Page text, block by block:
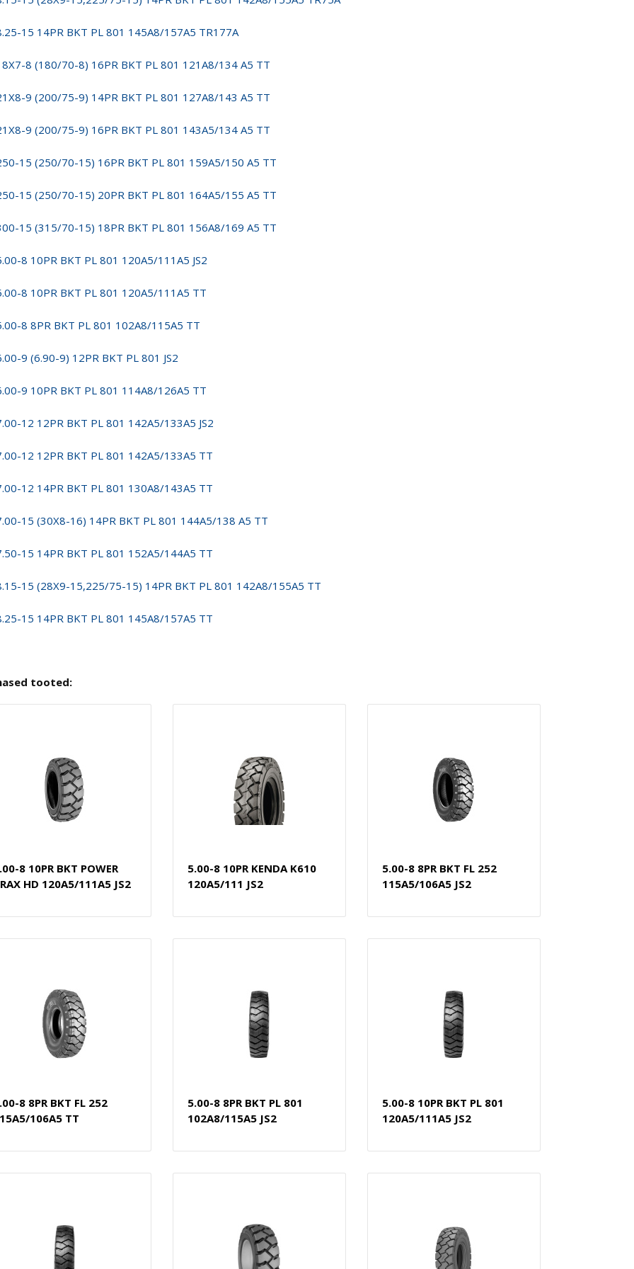
15 14PR BKT PL 801 145A8/157A5 TR177A
8 (180/70-8) 16PR BKT PL 801 121A8/134 A5 TT
9 (200/75-9) 14PR BKT PL 801 127A8/143 A5 TT
9 (200/75-9) 16PR BKT PL 801 143A5/134 A5 TT
15 (250/70-15) 16PR BKT PL 801 159A5/150 A5 TT
15 (250/70-15) 20PR BKT PL 801 164A5/155 A5 TT
15 (315/70-15) 18PR BKT PL 801 156A8/169 A5 TT
8 10PR BKT PL 801 120A5/111A5 JS2
8 10PR BKT PL 801 120A5/111A5 TT
8 8PR BKT PL 801 102A8/115A5 TT
9 (6.90-9) 12PR BKT PL 801 JS2
9 10PR BKT PL 801 114A8/126A5 TT
12 12PR BKT PL 801 142A5/133A5 JS2
12 12PR BKT PL 801 142A5/133A5 TT
12 14PR BKT PL 801 130A8/143A5 TT
15 (30X8-16) 14PR BKT PL 801 144A5/138 A5 TT
15 14PR BKT PL 801 152A5/144A5 TT
15 (28X9-15,225/75-15) 14PR BKT PL 801 142A8/155A5 TT
15 14PR BKT PL 801 145A8/157A5 TT
tooted:
8 10PR BKT POWER
HD 120A5/111A5 JS2
5.00-8 10PR KENDA K610
120A5/111 JS2
5.00-8 8PR BKT FL 252
115A5/106A5 JS2
8 8PR BKT FL 252
106A5 TT
5.00-8 8PR BKT PL 801
102A8/115A5 JS2
5.00-8 10PR BKT PL 801
120A5/111A5 JS2